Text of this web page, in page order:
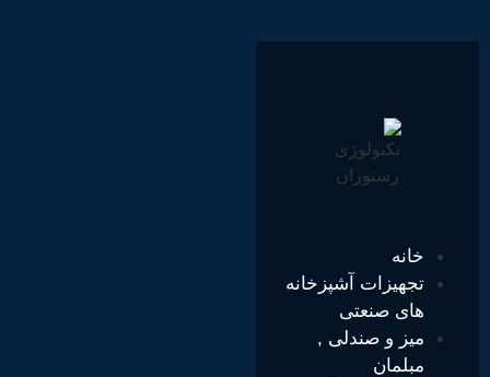
خانه
تجهیزات آشپزخانه
های صنعتی
میز و صندلی ,
مبلمان